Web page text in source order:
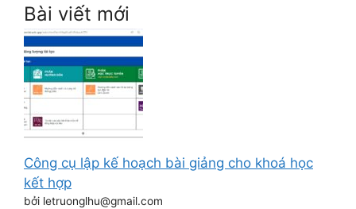
Bài viết mới
Công cụ lập kế hoạch bài giảng cho khoá học
kết hợp
bởi letruonglhu@gmail.com